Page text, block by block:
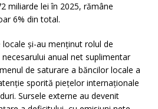
miliarde lei în 2025, rămâne
6% din total.
și-au menținut rolul de
anual net suplimentar
de saturare a băncilor locale a
sporită piețelor internaționale
Sursele externe au devenit